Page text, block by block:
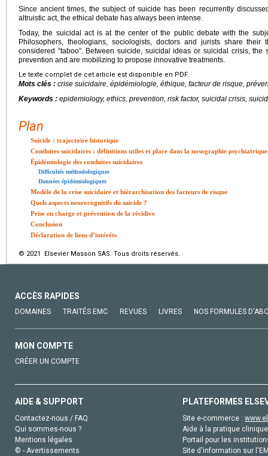
Since ancient times, the subject of suicide has been recurrently
altruistic act, the ethical debate has always been intense.
Today, the suicidal act is at the center of the public debate with the
Philosophers, theologians, sociologists, doctors and jurists share
considered “taboo”. Between suicide, suicidal ideas or suicidal crisis,
prevention and are mobilizing to propose innovative treatments.
Le texte complet de cet article est disponible en PDF.
Mots clés : crise suicidaire, épidémiologie, éthique, facteur de risque,
Keywords : epidemiology, ethics, prevention, risk factor, suicidal crisis,
Plan
Suicide : trajectoire historique
Conduites suicidaires : définitions utiles et place dans la nosographie psychiatrique
Épidémiologie des conduites suicidaires
Difficultés méthodologiques
Données épidémiologiques
Modèle de la crise suicidaire et hiérarchisation des facteurs de risque
Quels aspects neurocognitifs du suicide ?
Prise en charge et prévention de la récidive
Conclusion
Déclaration de liens d’intérêts
© 2021 Elsevier Masson SAS. Tous droits réservés.
ACCÈS RAPIDES
DOMAINES TRAITÉS EMC REVUES LIVRES NOS FORMULES
MON COMPTE
CRÉER UN COMPTE
AIDE & SUPPORT
Contactez-nous / FAQ
Qui sommes-nous ?
Mentions légales
© - Avertissements
PLATEFORMES
Site e-commerce :
Aide à la pratique
Portail pour les
Site d'information sur